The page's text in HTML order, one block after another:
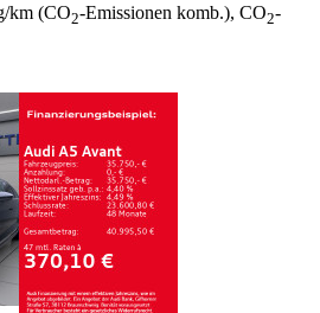
km (CO2-Emissionen komb.), CO2-